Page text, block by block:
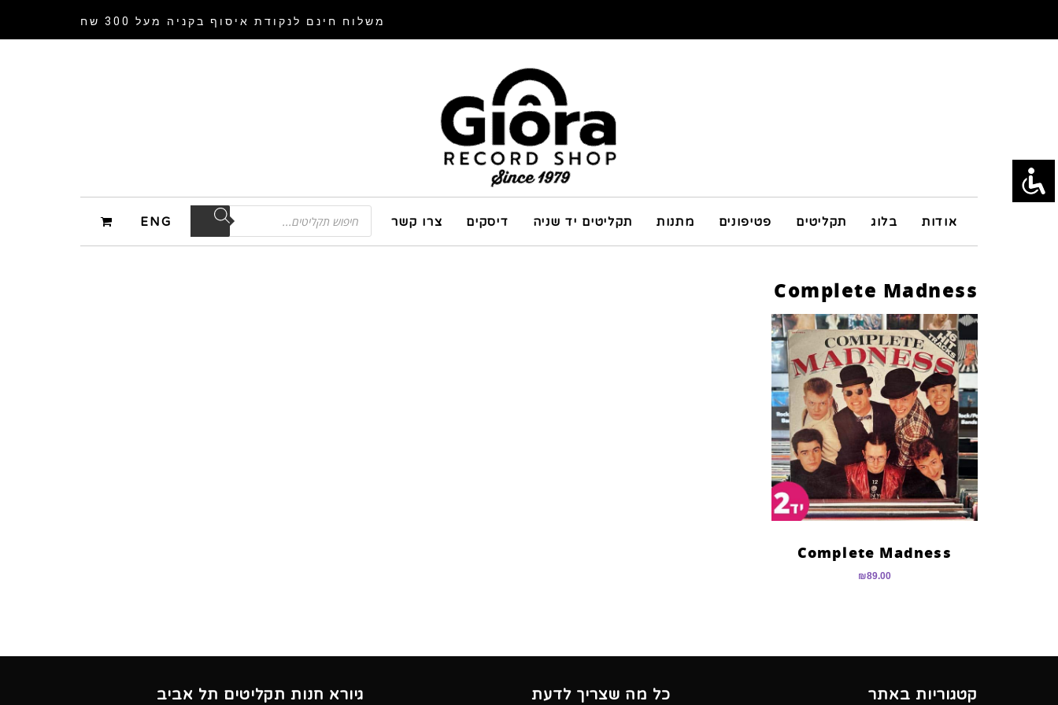
משלוח חינם לנקודת איסוף בקניה מעל 300 שח
אודות בלוג תקליטים פטיפונים מתנות תקליטים יד שניה דיסקים צרו קשר ENG
Complete Madness
Complete Madness
₪89.00
קטגוריות באתר כל מה שצריך לדעת גיורא חנות תקליטים תל אביב